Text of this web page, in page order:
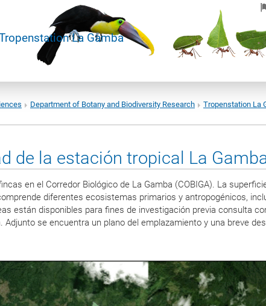
La Gamba
Department of Botany and Biodiversity Research Tropenstation La
de la estación tropical La
en el Corredor Biológico de La Gamba (COBIGA). La
diferentes ecosistemas primarios y antropogénicos,
están disponibles para fines de investigación previa consulta
se encuentra un plano del emplazamiento y una breve